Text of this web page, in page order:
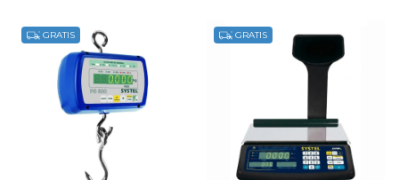
GRATIS GRATIS